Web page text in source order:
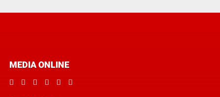
MEDIA ONLINE